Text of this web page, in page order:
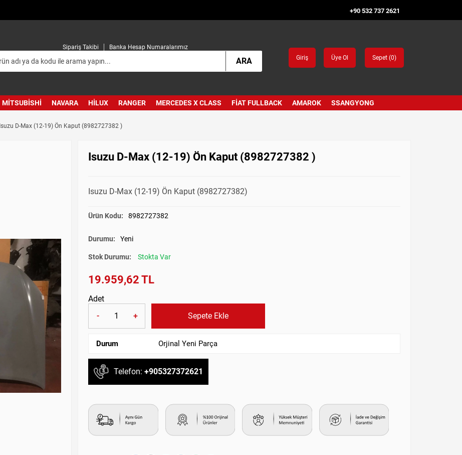
+90 532 737 2621
Sipariş Takibi Banka Hesap Numaralarımız
ARA Giriş Üye Ol Sepet (0)
MITSUBISHI NAVARA HILUX RANGER MERCEDES X CLASS FIAT FULLBACK AMAROK SSANGYONG
Isuzu D-Max (12-19) Ön Kaput (8982727382 )
Isuzu D-Max (12-19) Ön Kaput (8982727382 )
Isuzu D-Max (12-19) Ön Kaput (8982727382)
Ürün Kodu: 8982727382
Durumu: Yeni
Stok Durumu: Stokta Var
19.959,62 TL
Adet
-
+ Sepete Ekle
Durum Orjinal Yeni Parça
Telefon: +905327372621